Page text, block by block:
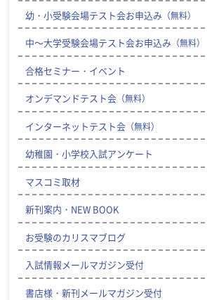
幼・小受験会場テスト会お申込み （無料）
中～大学受験会場テスト会お申込み （無料）
合格セミナー・イベント
オンデマンドテスト会 （無料）
インターネットテスト会 （無料）
幼稚園・小学校入試アンケート
マスコミ取材
新刊案内・NEW BOOK
お受験のカリスマブログ
入試情報メールマガジン受付
書店様・新刊メールマガジン受付